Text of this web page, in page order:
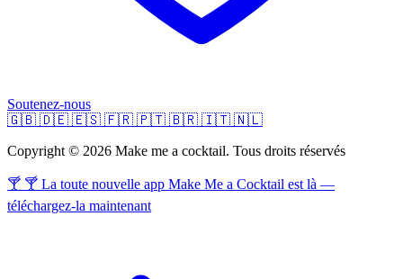
Soutenez-nous
🇬🇧 🇩🇪 🇪🇸 🇫🇷 🇵🇹 🇧🇷 🇮🇹 🇳🇱
Copyright © 2026 Make me a cocktail. Tous droits réservés
🍸 🍸 La toute nouvelle app Make Me a Cocktail est là —
téléchargez-la maintenant